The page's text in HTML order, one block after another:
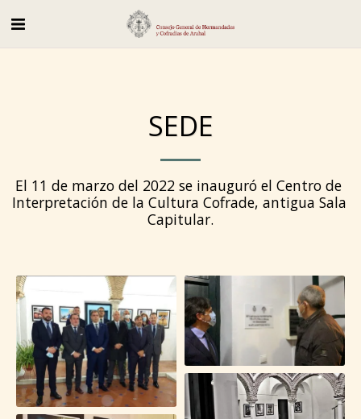
SEDE
El 11 de marzo del 2022 se inauguró el Centro de
Interpretación de la Cultura Cofrade, antigua Sala
Capitular.